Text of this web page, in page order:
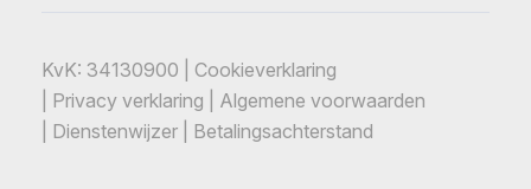
KvK: 34130900 | Cookieverklaring
Privacy verklaring
Algemene voorwaarden
Dienstenwijzer Betalingsachterstand